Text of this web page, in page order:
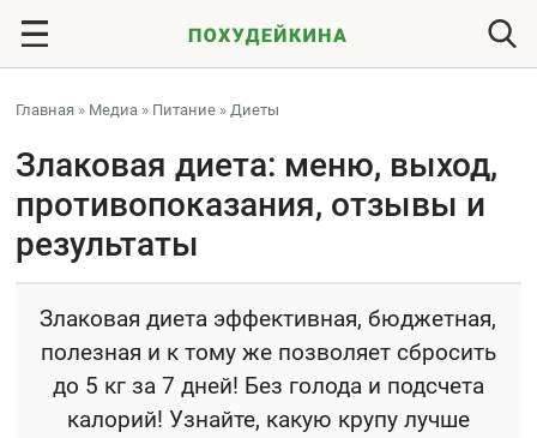
Главная » Медиа » Питание »Диеты
Злаковая диета: меню, выход,
противопоказания, отзывы и
результаты
Злаковая диета эффективная, бюджетная,
полезная и к тому же позволяет сбросить
до 5 кг за 7 дней! Без голода и подсчета
калорий! Узнайте, какую крупу лучше